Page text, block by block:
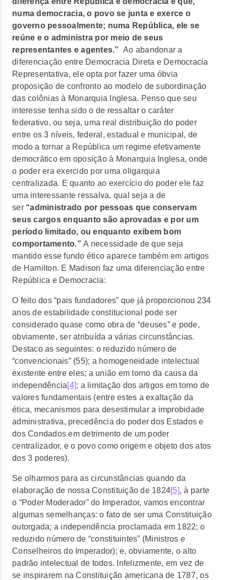
numa democracia, o povo se junta e exerce o
governo pessoalmente; numa República, ele se
reúne e o administra por meio de seus
representantes e agentes.” Ao abandonar a
diferenciação entre Democracia Direta e Democracia
Representativa, ele opta por fazer uma óbvia
proposição de confronto ao modelo de subordinação
das colônias à Monarquia Inglesa. Penso que seu
interesse tenha sido o de ressaltar o caráter
federativo, ou seja, uma real distribuição do poder
entre os 3 níveis, federal, estadual e municipal, de
modo a tornar a República um regime efetivamente
democrático em oposição à Monarquia Inglesa, onde
o poder era exercido por uma oligarquia
centralizada. E quanto ao exercício do poder ele faz
uma interessante ressalva, qual seja a de
ser “administrado por pessoas que conservam
seus cargos enquanto são aprovadas e por um
período limitado, ou enquanto exibem bom
comportamento.” A necessidade de que seja
mantido esse fundo ético aparece também em artigos
de Hamilton. E Madison faz uma diferenciação entre
República e Democracia:
O feito dos “pais fundadores” que já proporcionou 234
anos de estabilidade constitucional pode ser
considerado quase como obra de “deuses” e pode,
obviamente, ser atribuída a várias circunstâncias.
Destaco as seguintes: o reduzido número de
“convencionais” (55); a homogeneidade intelectual
existente entre eles; a união em torno da causa da
independência[4]; a limitação dos artigos em torno de
valores fundamentais (entre estes a exaltação da
ética, mecanismos para desestimular a improbidade
administrativa, precedência do poder dos Estados e
dos Condados em detrimento de um poder
centralizador, e o povo como origem e objeto dos atos
dos 3 poderes).
Se olharmos para as circunstâncias quando da
elaboração de nossa Constituição de 1824[5], à parte
o “Poder Moderador” do Imperador, vamos encontrar
algumas semelhanças: o fato de ser uma Constituição
outorgada; a independência proclamada em 1822; o
reduzido número de “constituintes” (Ministros e
Conselheiros do Imperador); e, obviamente, o alto
padrão intelectual de todos. Infelizmente, em vez de
se inspirarem na Constituição americana de 1787, os